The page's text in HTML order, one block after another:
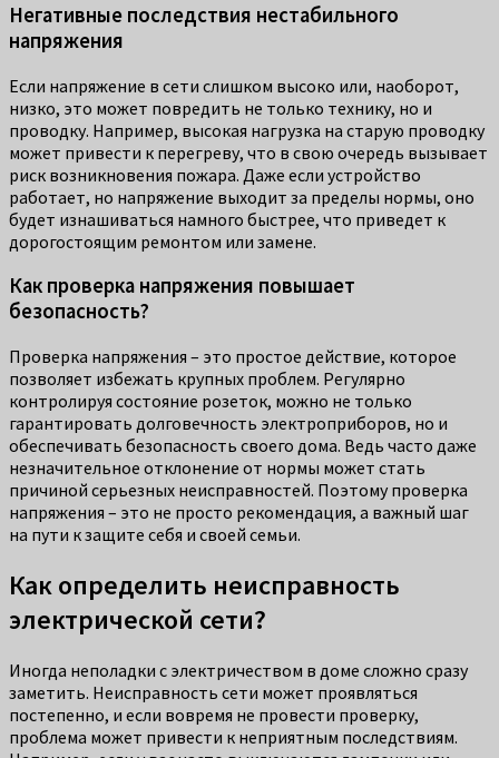
Негативные последствия нестабильного
напряжения
Если напряжение в сети слишком высоко или, наоборот,
низко, это может повредить не только технику, но и
проводку. Например, высокая нагрузка на старую проводку
может привести к перегреву, что в свою очередь вызывает
риск возникновения пожара. Даже если устройство
работает, но напряжение выходит за пределы нормы, оно
будет изнашиваться намного быстрее, что приведет к
дорогостоящим ремонтом или замене.
Как проверка напряжения повышает
безопасность?
Проверка напряжения – это простое действие, которое
позволяет избежать крупных проблем. Регулярно
контролируя состояние розеток, можно не только
гарантировать долговечность электроприборов, но и
обеспечивать безопасность своего дома. Ведь часто даже
незначительное отклонение от нормы может стать
причиной серьезных неисправностей. Поэтому проверка
напряжения – это не просто рекомендация, а важный шаг
на пути к защите себя и своей семьи.
Как определить неисправность
электрической сети?
Иногда неполадки с электричеством в доме сложно сразу
заметить. Неисправность сети может проявляться
постепенно, и если вовремя не провести проверку,
проблема может привести к неприятным последствиям.